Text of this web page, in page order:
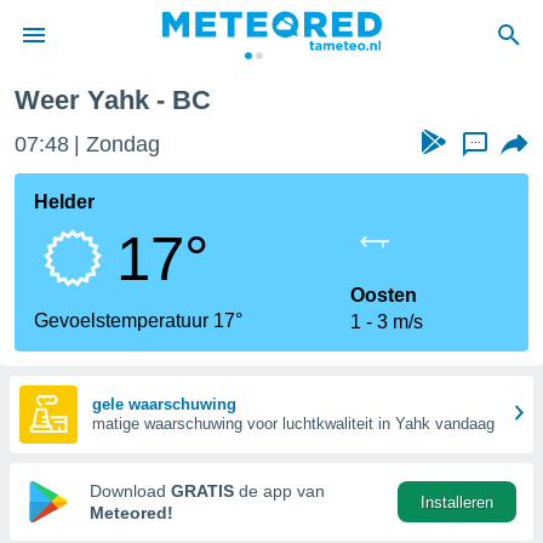
door
verstrekte
hoge
hebt de
voor
op basis
Weer Yahk - BC
07:48 Zondag ...
Helder
17°
Gevoelstemperatuur 17°
Oosten
1
3 m/s
gele waarschuwing
matige waarschuwing voor luchtkwaliteit in Yahk vandaag
Download GRATIS de app van
Meteored!
Installeren